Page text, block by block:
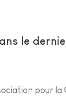
le
pour